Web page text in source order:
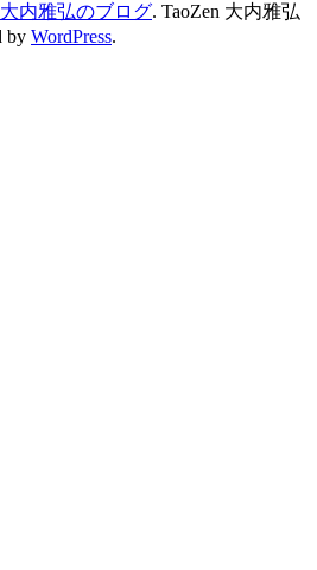
大内雅弘のブログ. TaoZen 大内雅弘
by WordPress.